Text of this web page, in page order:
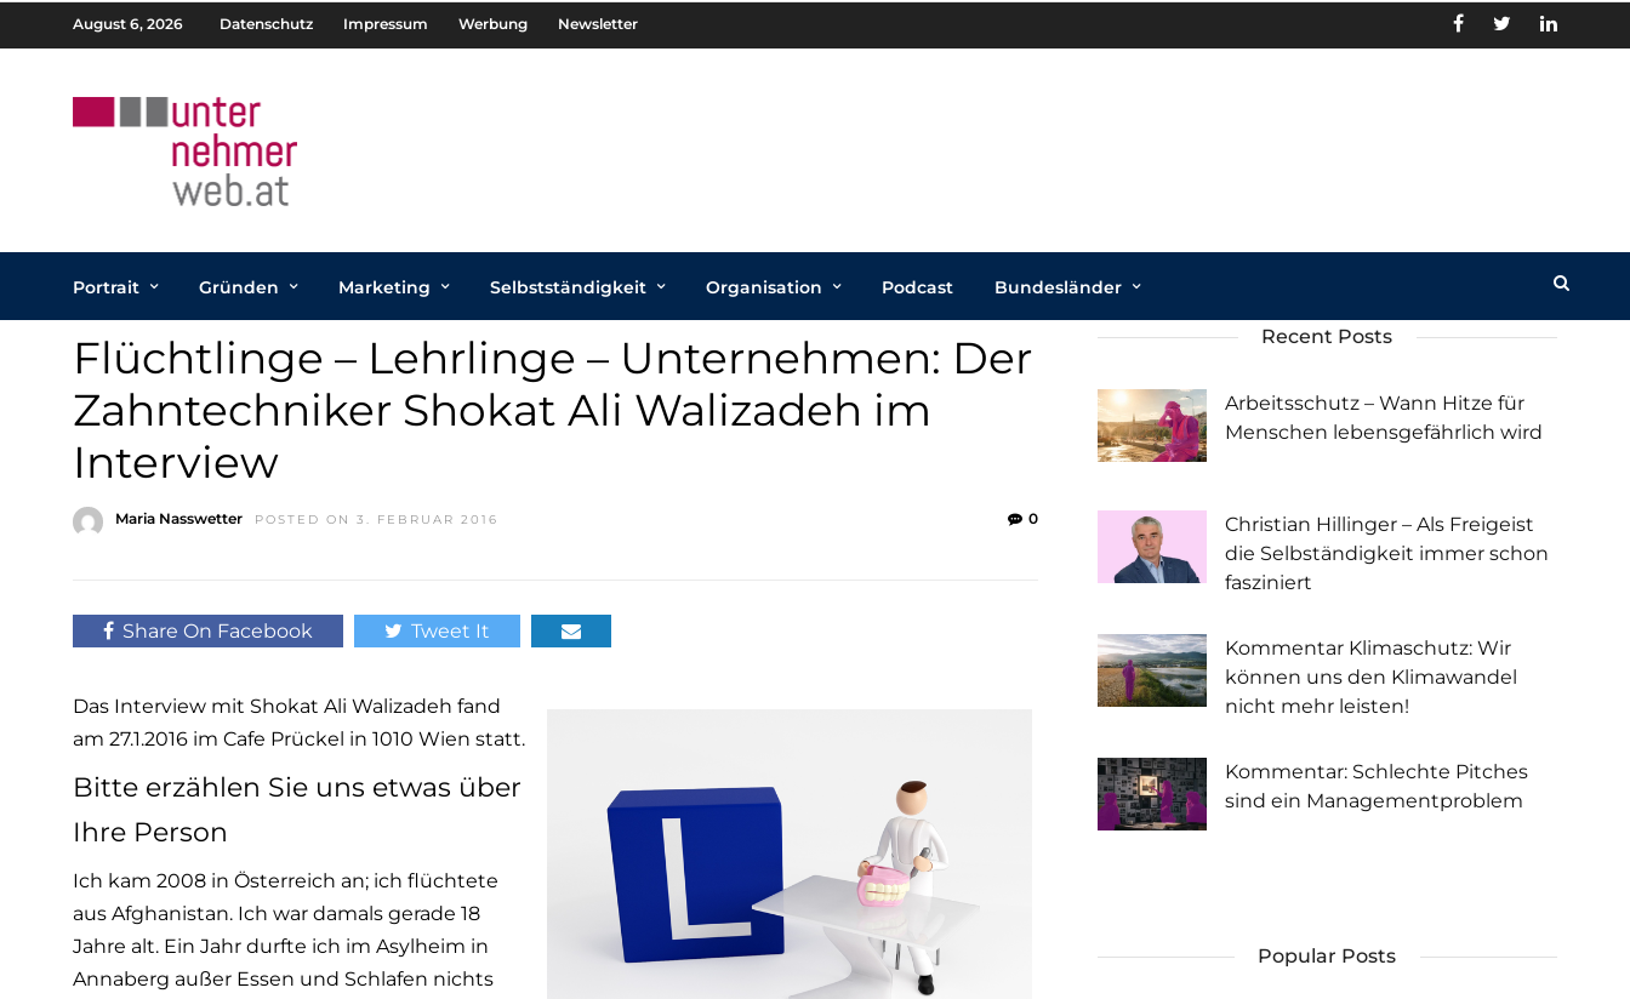
August 6, 2026 Datenschutz Impressum Werbung Newsletter
Portrait Gründen Marketing Selbstständigkeit Organisation Podcast Bundesländer
Flüchtlinge – Lehrlinge – Unternehmen: Der
Zahntechniker Shokat Ali Walizadeh im
Interview
Maria Nasswetter POSTED ON 3. FEBRUAR 2016 0
Share On Facebook Tweet It
Das Interview mit Shokat Ali Walizadeh fand
am 27.1.2016 im Cafe Prückel in 1010 Wien statt.
Bitte erzählen Sie uns etwas über
Ihre Person
Ich kam 2008 in Österreich an; ich flüchtete
aus Afghanistan. Ich war damals gerade 18
Jahre alt. Ein Jahr durfte ich im Asylheim in
Annaberg außer Essen und Schlafen nichts
Recent Posts
Arbeitsschutz – Wann Hitze für
Menschen lebensgefährlich wird
Christian Hillinger – Als Freigeist
die Selbständigkeit immer schon
fasziniert
Kommentar Klimaschutz: Wir
können uns den Klimawandel
nicht mehr leisten!
Kommentar: Schlechte Pitches
sind ein Managementproblem
Popular Posts